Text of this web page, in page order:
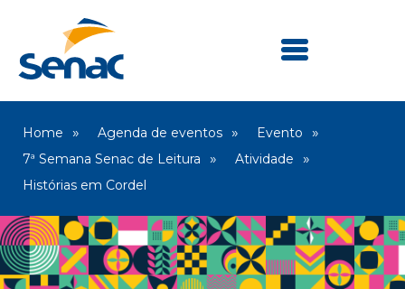
Home Agenda de eventos
Evento
7ª Semana Senac de Leitura
Atividade
Histórias em Cordel